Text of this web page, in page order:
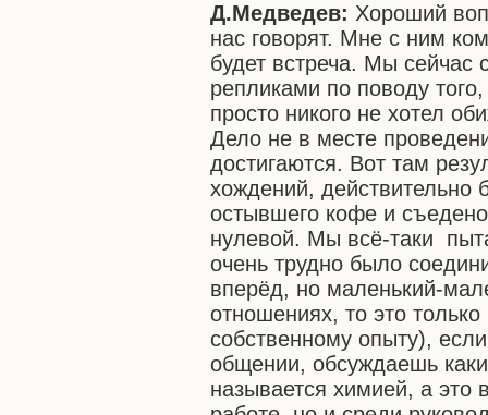
Д.Медведев: Хороший
нас говорят. Мне с ним
будет встреча. Мы сейчас
репликами по поводу
просто никого не хотел
Дело не в месте
достигаются. Вот там
хождений, действительно
остывшего кофе и
нулевой. Мы всё-таки
очень трудно было
вперёд, но маленький-
отношениях, то это
собственному опыту),
общении, обсуждаешь
называется химией, а это